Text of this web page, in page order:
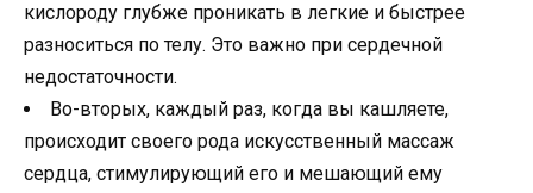
кислороду глубже проникать в легкие и быстрее
разноситься по телу. Это важно при сердечной
недостаточности.
Во-вторых, каждый раз, когда вы кашляете,
происходит своего рода искусственный массаж
сердца, стимулирующий его и мешающий ему